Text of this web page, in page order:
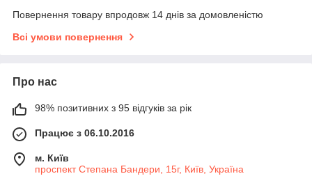
Повернення товару впродовж 14 днів за домовленістю
Всі умови повернення
Про нас
98% позитивних з 95 відгуків за рік
Працює з 06.10.2016
м. Київ
проспект Степана Бандери, 15г, Київ, Україна